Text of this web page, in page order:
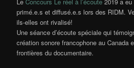
primé.e.s et diffusé.e.s lors des RIDM.
ils-elles ont rivalisé!
Une séance d’écoute spéciale qui
création sonore francophone au Canada
frontières du documentaire.